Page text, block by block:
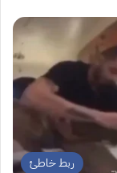
ربط خاطئ